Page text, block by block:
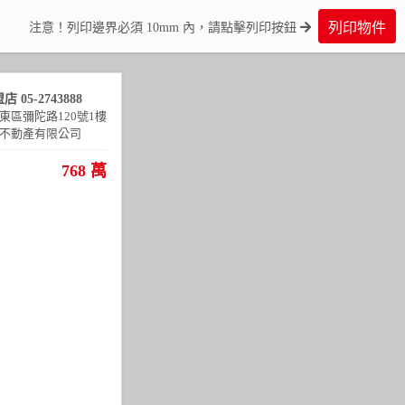
注意！列印邊界必須 10mm 內，請點擊列印按鈕 列印物件
店 05-2743888
區彌陀路120號1樓
動產有限公司
768 萬